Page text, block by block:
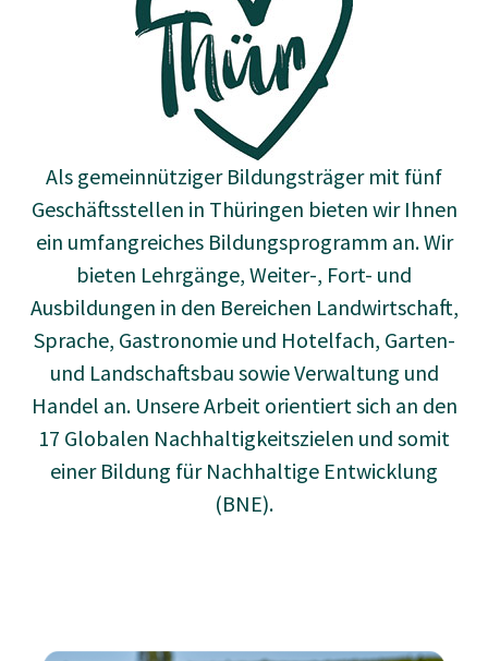
Als gemeinnütziger Bildungsträger mit fünf
Geschäftsstellen in Thüringen bieten wir Ihnen
ein umfangreiches Bildungsprogramm an. Wir
bieten Lehrgänge, Weiter-, Fort- und
Ausbildungen in den Bereichen Landwirtschaft,
Sprache, Gastronomie und Hotelfach, Garten-
und Landschaftsbau sowie Verwaltung und
Handel an. Unsere Arbeit orientiert sich an den
17 Globalen Nachhaltigkeitszielen und somit
einer Bildung für Nachhaltige Entwicklung
(BNE).